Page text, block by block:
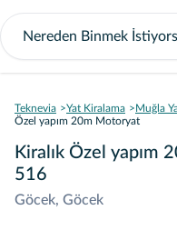
Teknevia Yat Kiralama Muğla
Özel yapım 20m Motoryat
Kiralık Özel yapım
516
Göcek, Göcek